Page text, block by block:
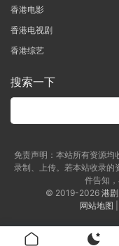
香港电影
香港电视剧
香港综艺
搜索一下
免责声明：本站所有资源均
录制、上传。若本站收录的
件告知
© 2019-2026 港
网站地图